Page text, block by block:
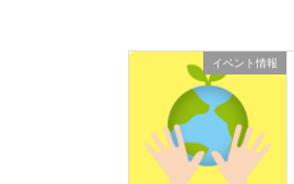
イベント情報